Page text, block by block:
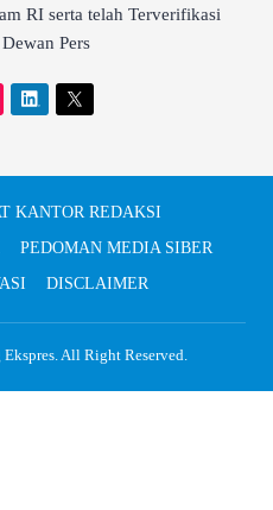
RI serta telah Terverifikasi
Pers
KANTOR REDAKSI
PEDOMAN MEDIA SIBER
DISCLAIMER
. All Right Reserved.